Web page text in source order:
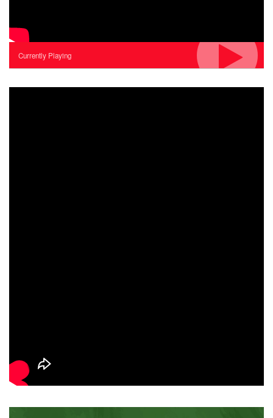
Currently Playing